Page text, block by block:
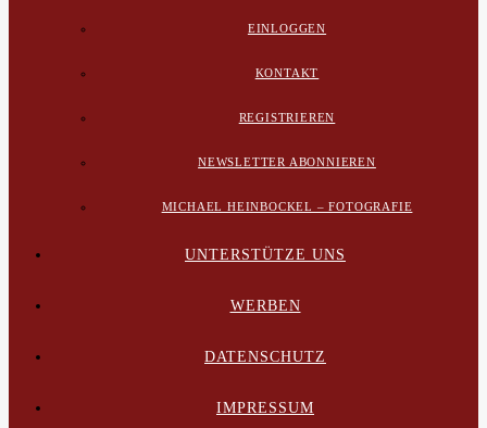
EINLOGGEN
KONTAKT
REGISTRIEREN
NEWSLETTER ABONNIEREN
MICHAEL HEINBOCKEL – FOTOGRAFIE
UNTERSTÜTZE UNS
WERBEN
DATENSCHUTZ
IMPRESSUM